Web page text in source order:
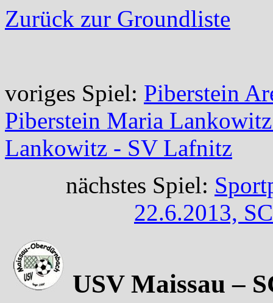
Zurück zur Groundliste
voriges Spiel: Piberstein
Piberstein Maria
Lankowitz - SV Lafnitz
nächstes Spiel:
22.6.2013,
USV Maissau –